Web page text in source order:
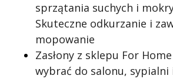
sprzątania suchych i
Skuteczne odkurzanie i
mopowanie
Zasłony z sklepu For
wybrać do salonu, sypialni